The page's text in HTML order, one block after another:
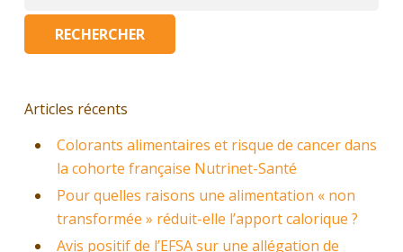
Articles récents
Colorants alimentaires et risque de cancer dans
la cohorte française Nutrinet-Santé
Pour quelles raisons une alimentation « non
transformée » réduit-elle l’apport calorique ?
Avis positif de l’EFSA sur une allégation de